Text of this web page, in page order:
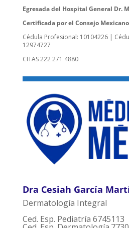
Egresada del Hospital General Dr.
Certificada por el Consejo
Cédula Profesional: 10104226 |
12974727
CITAS 222 271 4880
Dra Cesiah García
Dermatología Integral
Ced. Esp. Pediatría 6745113